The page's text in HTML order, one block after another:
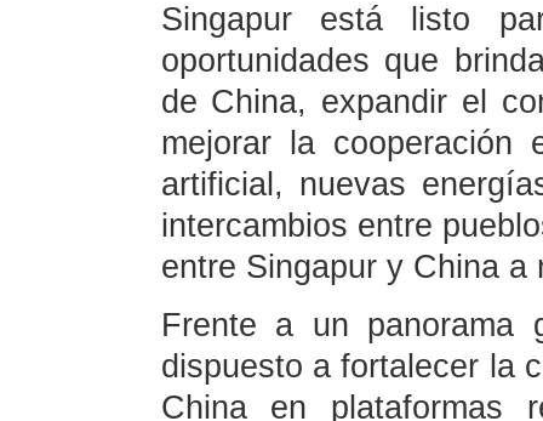
Singapur está listo
oportunidades que
de China, expandir el
mejorar la cooperación
artificial, nuevas
intercambios entre
entre Singapur y China
Frente a un panorama
dispuesto a fortalecer la
China en plataformas